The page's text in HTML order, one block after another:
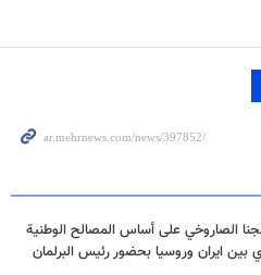
الصاروخي على أساس المصالح الوطنية
بين ايران وروسيا بحضور رئيس البرلمان